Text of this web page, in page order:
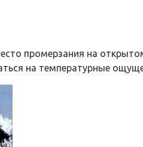
промерзания на
на температурные